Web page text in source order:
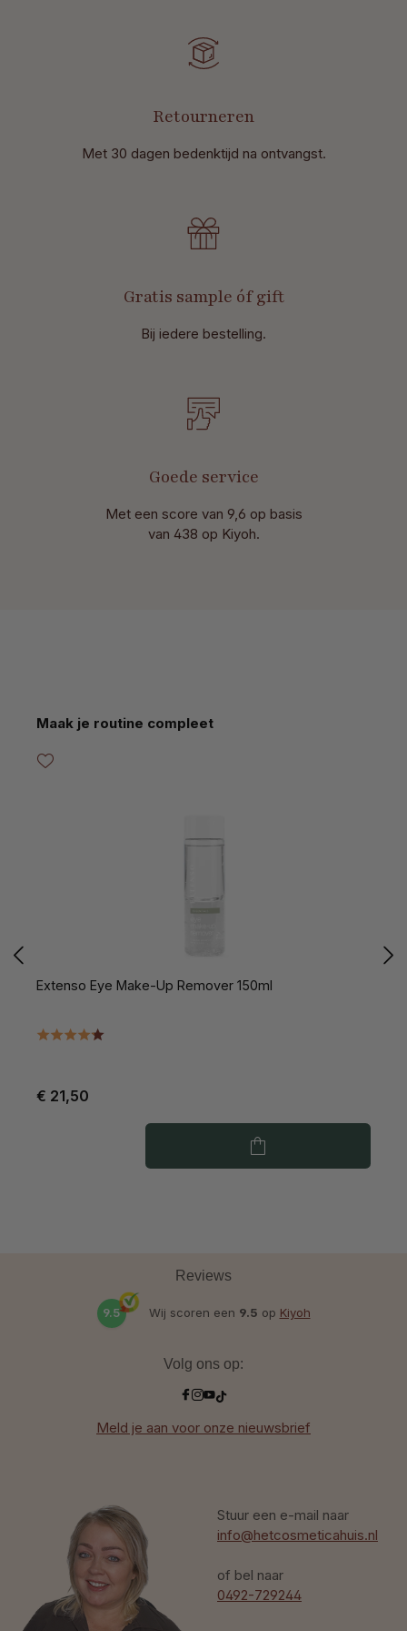
Retourneren
Met 30 dagen bedenktijd na ontvangst.
Gratis sample óf gift
Bij iedere bestelling.
Goede service
Met een score van 9,6 op basis
van 438 op Kiyoh.
Productgalerij overslaan
Maak je routine compleet
Extenso Eye Make-Up Remover 150ml
€ 21,50
Stuur een e-mail naar
info@hetcosmeticahuis.nl
of bel naar
0492-729244
Reviews
9.5 Wij scoren een 9.5 op Kiyoh
Volg ons op:
Meld je aan voor onze nieuwsbrief